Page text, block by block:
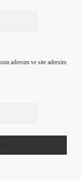
adresim ve site adresim